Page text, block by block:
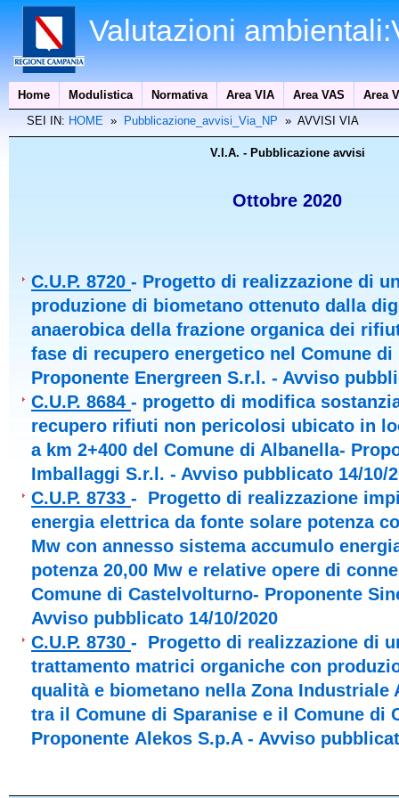
Valutazioni
Home Modulistica Normativa Area VIA Area VAS
Area
SEI IN: HOME » Pubblicazione_avvisi_Via_NP » AVVISI VIA
V.I.A. - Pubblicazione avvisi
Ottobre 2020
C.U.P. 8720 - Progetto di realizzazione di
produzione di biometano ottenuto dalla
anaerobica della frazione organica dei
fase di recupero energetico nel Comune di
Proponente Energreen S.r.l. - Avviso
C.U.P. 8684 - progetto di modifica
recupero rifiuti non pericolosi ubicato in
a km 2+400 del Comune di Albanella-
Imballaggi S.r.l. - Avviso pubblicato 14/10/
C.U.P. 8733 - Progetto di realizzazione
energia elettrica da fonte solare potenza
Mw con annesso sistema accumulo
potenza 20,00 Mw e relative opere di
Comune di Castelvolturno- Proponente
Avviso pubblicato 14/10/2020
C.U.P. 8730 - Progetto di realizzazione di
trattamento matrici organiche con
qualità e biometano nella Zona Industriale
tra il Comune di Sparanise e il Comune di
Proponente Alekos S.p.A - Avviso